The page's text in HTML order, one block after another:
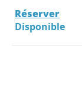
Réserver
Disponible